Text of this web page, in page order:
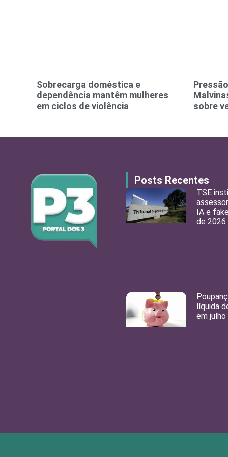
Sobrecarga doméstica e
dependência mantêm mulheres
em ciclos de violência
sobre
Posts Recentes
TSE
IA e
de 2026
líquida
em julho